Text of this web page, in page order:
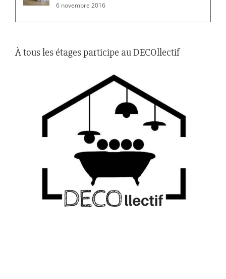
6 novembre 2016
À tous les étages participe au DECOllectif